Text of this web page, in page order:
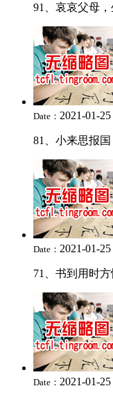
91、哀哀父母
Date： 2021-01-25
81、小来思报
Date： 2021-01-25
71、书到用时
Date： 2021-01-25